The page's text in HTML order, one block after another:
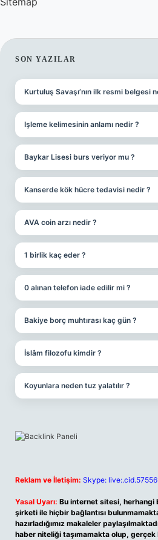
SIDEBAR
SON YAZILAR
Kurtuluş Savaşı’nın ilk resmi belgesi
Işleme kelimesinin anlamı nedir ?
Baykar Lisesi burs veriyor mu ?
Kanserde kök hücre tedavisi nedir ?
AVA coin arzı nedir ?
1 birlik kaç eder ?
0 alınan telefon iade edilir mi ?
Bakiye borç muhtırası kaç gün ?
İslâm filozofu kimdir ?
Koyunlara neden tuz yalatılır ?
Reklam ve İletişim: Skype:
Yasal Uyarı: Bu internet sitesi, herhangi
şirketi ile hiçbir bağlantısı
hazırladığımız makaleler
haber niteliği taşımamakta olup, gerçek